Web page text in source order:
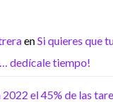
enSi quieres que
dedícale tiempo!
2022 el 45% de las